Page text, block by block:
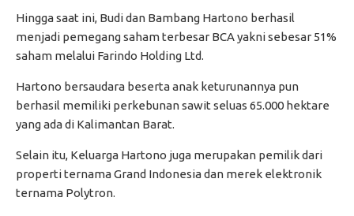
Hingga saat ini, Budi dan Bambang Hartono berhasil
menjadi pemegang saham terbesar BCA yakni sebesar 51%
saham melalui Farindo Holding Ltd.
Hartono bersaudara beserta anak keturunannya pun
berhasil memiliki perkebunan sawit seluas 65.000 hektare
yang ada di Kalimantan Barat.
Selain itu, Keluarga Hartono juga merupakan pemilik dari
properti ternama Grand Indonesia dan merek elektronik
ternama Polytron.